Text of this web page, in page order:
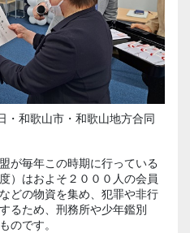
・和歌山市・和歌山地方合同
が毎年この時期に行っている
）はおよそ２０００人の会員
どの物資を集め、犯罪や非行
るため、刑務所や少年鑑別
のです。